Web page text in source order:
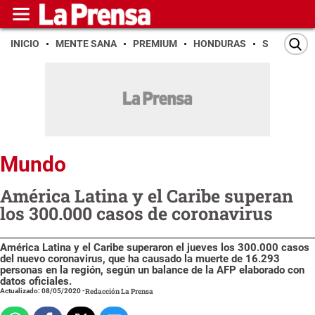
INICIO MENTE SANA PREMIUM HONDURAS SAN PEDRO
Mundo
América Latina y el Caribe superan
los 300.000 casos de coronavirus
América Latina y el Caribe superaron el jueves los 300.000 casos
del nuevo coronavirus, que ha causado la muerte de 16.293
personas en la región, según un balance de la AFP elaborado con
datos oficiales.
Actualizado: 08/05/2020-Redacción La Prensa